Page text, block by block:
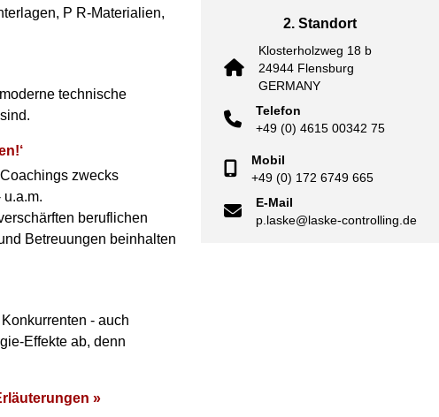
P R-Materialien,
technische
zwecks
beruflichen
Betreuungen beinhalten
- auch
Effekte ab, denn
»
2. Standort
Klosterholzweg 18 b
24944 Flensburg
GERMANY
Telefon
+49 (0) 4615 00342 75
Mobil
+49 (0) 172 6749 665
E-Mail
p.laske@laske-controlling.de